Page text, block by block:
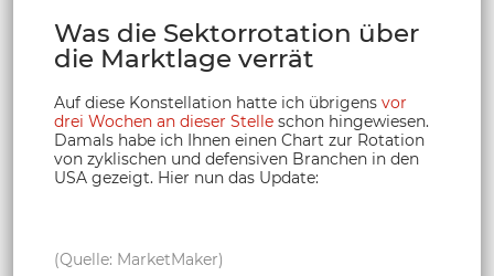
Was die Sektorrotation über
die Marktlage verrät
Auf diese Konstellation hatte ich übrigens vor
drei Wochen an dieser Stelle schon hingewiesen.
Damals habe ich Ihnen einen Chart zur Rotation
von zyklischen und defensiven Branchen in den
USA gezeigt. Hier nun das Update:
(Quelle: MarketMaker)